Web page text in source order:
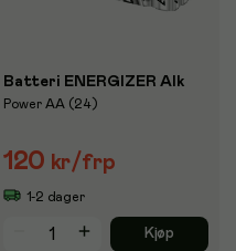
Batteri ENERGIZER Alk
Power AA (24)
120 kr/frp
1-2 dager
Kjøp